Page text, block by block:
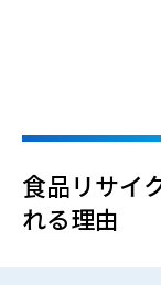
食品リサイ
れる理由